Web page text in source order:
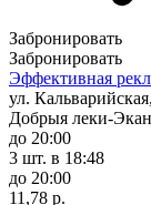
Забронировать
Забронировать
Эффективная
ул.
Добрыя леки-
до 20:00
3 шт. в 18:48
до 20:00
11,78 р.